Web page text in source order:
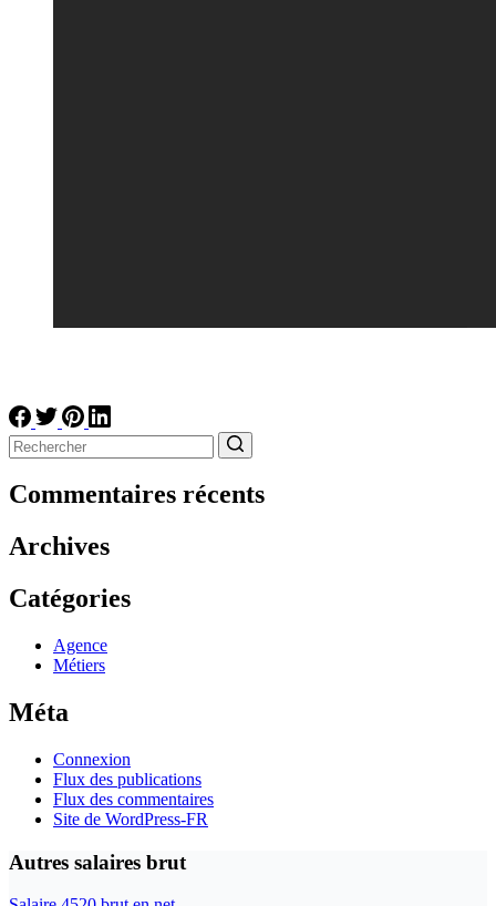
résultat
Commentaires récents
Archives
Catégories
Agence
Métiers
Méta
Connexion
Flux des publications
Flux des commentaires
Site de WordPress-FR
Autres salaires brut